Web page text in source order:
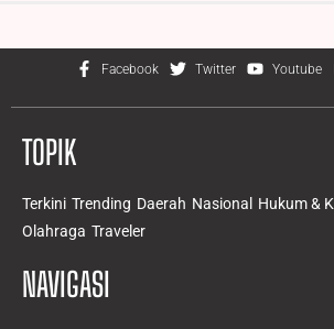
Facebook Twitter Youtube
TOPIK
Terkini Trending Daerah Nasional Hukum &
Olahraga Traveler
NAVIGASI